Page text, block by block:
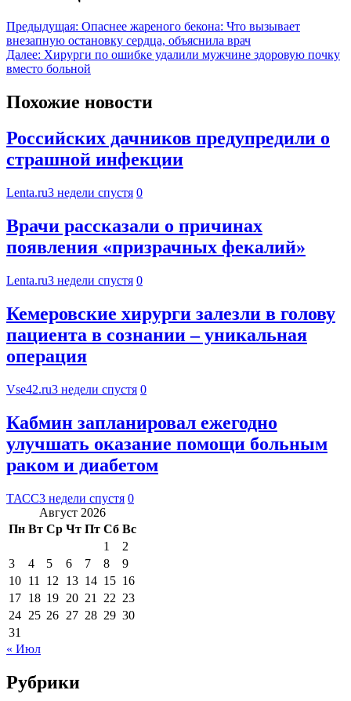
Предыдущая: Опаснее жареного бекона: Что вызывает
внезапную остановку сердца, объяснила врач
Далее: Хирурги по ошибке удалили мужчине здоровую почку
вместо больной
Похожие новости
Российских дачников предупредили о
страшной инфекции
Lenta.ru3 недели спустя 0
Врачи рассказали о причинах
появления «призрачных фекалий»
Lenta.ru3 недели спустя 0
Кемеровские хирурги залезли в голову
пациента в сознании – уникальная
операция
Vse42.ru3 недели спустя 0
Кабмин запланировал ежегодно
улучшать оказание помощи больным
раком и диабетом
ТАСС3 недели спустя 0
Август 2026
Пн Вт Ср Чт Пт Сб Вс
1
2
3
4 5 6 7 8
9
10 11 12 13 14 15 16
17 18 19 20 21 22 23
24 25 26 27 28 29 30
31
« Июл
Рубрики